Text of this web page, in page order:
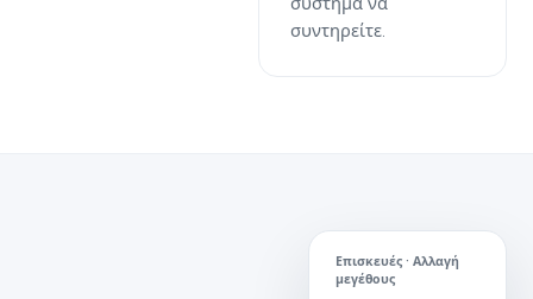
συντηρείτε.
Επισκευές · Αλλαγή
μεγέθους